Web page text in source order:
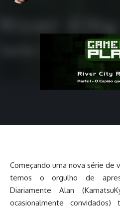
Começando uma nova série de
temos o orgulho de
Diariamente Alan
ocasionalmente